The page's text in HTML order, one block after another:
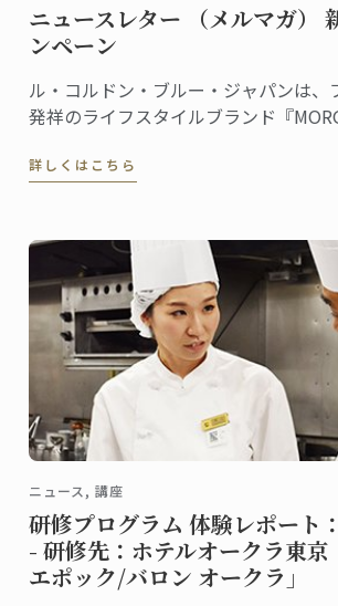
ニュースレター （メルマガ）
ンペーン
ル・コルドン・ブルー・ジャパンは、
発祥のライフスタイルブランド『
ルドン・ブルーのニュースレター（メ
詳しくはこちら
ニュース, 講座
研修プログラム 体験レポート
- 研修先：ホテルオークラ東京
エポック/バロン オークラ」